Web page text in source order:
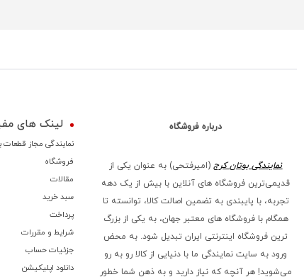
درباره فروشگاه
نمایندگی بوتان کرج(امیرفتحی) به عنوان یکی از
قدیمی‌ترین فروشگاه های آنلاین با بیش از یک دهه
تجربه، با پایبندی به تضمین اصالت کالا، توانسته تا
همگام با فروشگاه‌ های معتبر جهان، به یکی از بزرگ‌
ترین فروشگاه اینترنتی ایران تبدیل شود. به محض
ورود به سایت نمایندگی ما با دنیایی از کالا رو به رو
می‌شوید! هر آنچه که نیاز دارید و به ذهن شما خطور
لینک های
نمایندگی مجاز قطعات
فروشگاه
مقالات
سبد خرید
پرداخت
شرایط و مقررات
جزئیات حساب
دانلود اپلیکیشن